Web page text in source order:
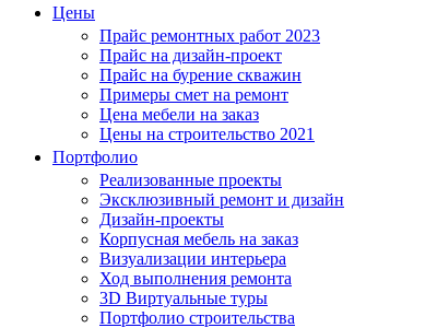
Цены
Прайс ремонтных работ 2023
Прайс на дизайн-проект
Прайс на бурение скважин
Примеры смет на ремонт
Цена мебели на заказ
Цены на строительство 2021
Портфолио
Реализованные проекты
Эксклюзивный ремонт и дизайн
Дизайн-проекты
Корпусная мебель на заказ
Визуализации интерьера
Ход выполнения ремонта
3D Виртуальные туры
Портфолио строительства